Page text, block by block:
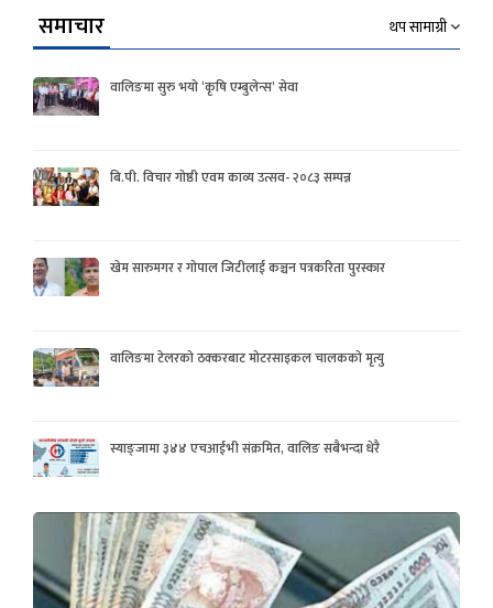
समाचार थप सामाग्री
वालिङमा सुरु भयो ‘कृषि एम्बुलेन्स’ सेवा
बि.पी. विचार गोष्ठी एवम काव्य उत्सव- २०८३ सम्पन्न
खेम सारुमगर र गोपाल जिटीलाई कञ्चन पत्रकरिता पुरस्कार
वालिङमा टेलरको ठक्करबाट मोटरसाइकल चालकको मृत्यु
स्याङ्जामा ३४४ एचआईभी संक्रमित, वालिङ सबैभन्दा धेरै